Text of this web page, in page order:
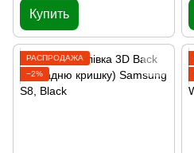
Купить
РАСПРОДАЖА
−2%